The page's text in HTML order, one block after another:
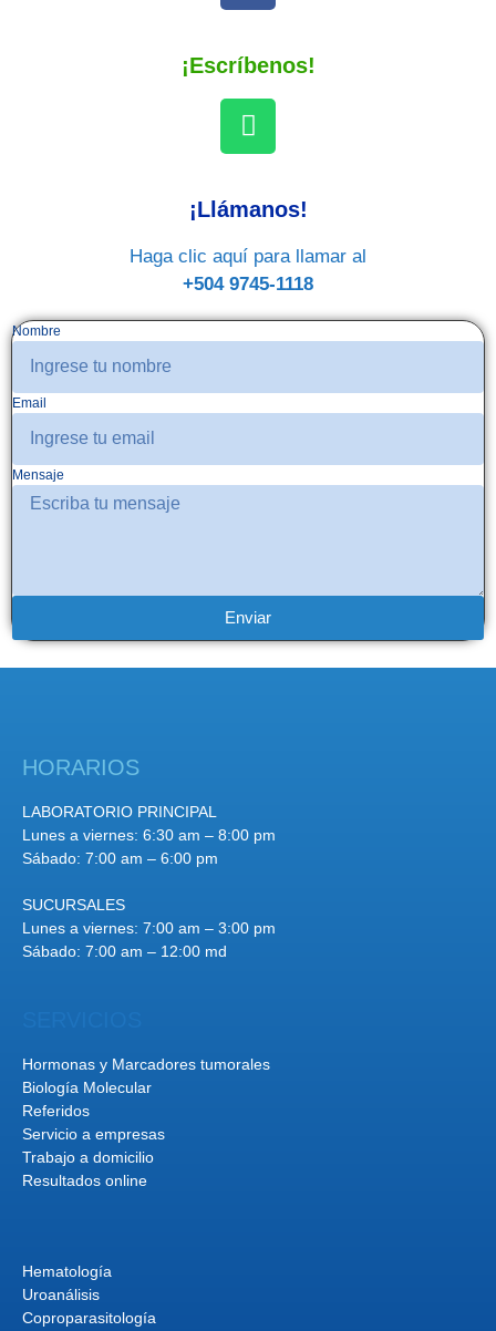
¡Escríbenos!
¡Llámanos!
Haga clic aquí para llamar al
+504 9745-1118
Nombre
Email
Mensaje
Enviar
HORARIOS
LABORATORIO PRINCIPAL
Lunes a viernes: 6:30 am – 8:00 pm
Sábado: 7:00 am – 6:00 pm
SUCURSALES
Lunes a viernes: 7:00 am – 3:00 pm
Sábado: 7:00 am – 12:00 md
Hormonas y Marcadores tumorales
Biología Molecular
Referidos
Servicio a empresas
Trabajo a domicilio
Resultados online
Hematología
Uroanálisis
Coproparasitología